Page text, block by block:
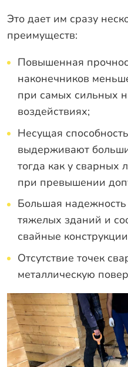
Это дает им сразу
преимуществ:
Повышенная
наконечников
при самых сильных
воздействиях;
Несущая
выдерживают
тогда как у сварных
при превышении
Большая надежность
тяжелых зданий и
свайные
Отсутствие точек
металлическую